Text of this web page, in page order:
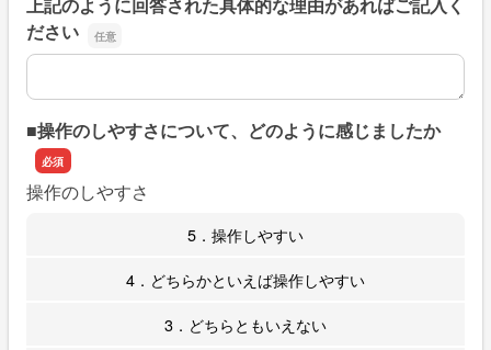
上記のように回答された具体的な理由があればご記入く
ださい
上記のように回答された具体的な理由があればご記入くだ
■操作のしやすさについて、どのように感じましたか
操作のしやすさ
5．操作しやすい
4．どちらかといえば操作しやすい
3．どちらともいえない